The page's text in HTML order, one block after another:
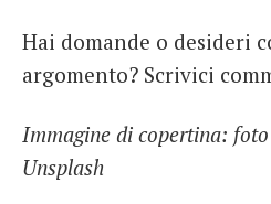
Hai domande o desideri
argomento? Scrivici
Immagine di copertina:
Unsplash